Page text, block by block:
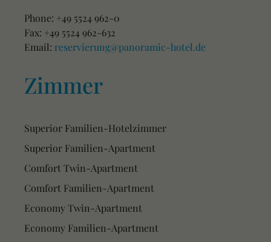
Phone: +49 5524 962-0
Fax: +49 5524 962-632
Email: reservierung@panoramic-hotel.de
Zimmer
Superior Familien-Hotelzimmer
Superior Familien-Apartment
Comfort Twin-Apartment
Comfort Familien-Apartment
Economy Twin-Apartment
Economy Familien-Apartment